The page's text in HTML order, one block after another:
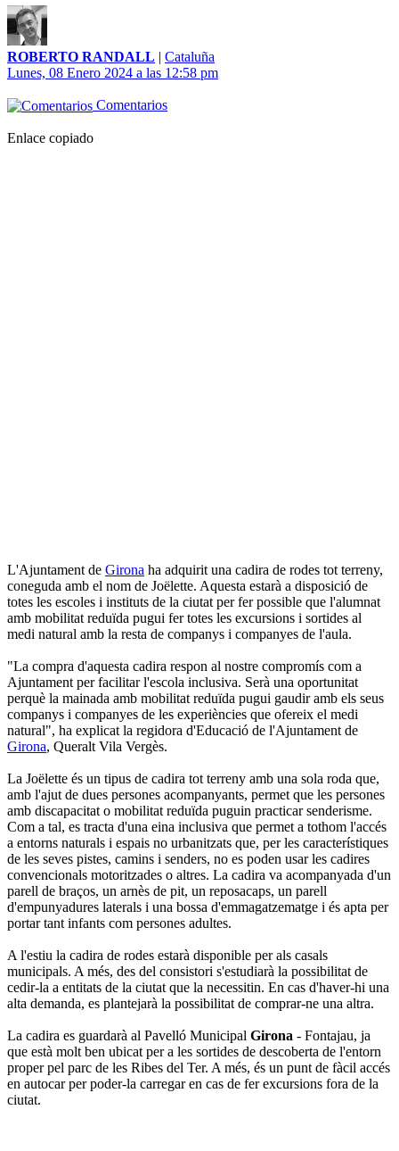
ROBERTO RANDALL | Cataluña
Lunes, 08 Enero 2024 a las 12:58 pm
Comentarios
Enlace copiado
L'Ajuntament de Girona ha adquirit una cadira de rodes tot terreny,
coneguda amb el nom de Joëlette. Aquesta estarà a disposició de
totes les escoles i instituts de la ciutat per fer possible que l'alumnat
amb mobilitat reduïda pugui fer totes les excursions i sortides al
medi natural amb la resta de companys i companyes de l'aula.
"La compra d'aquesta cadira respon al nostre compromís com a
Ajuntament per facilitar l'escola inclusiva. Serà una oportunitat
perquè la mainada amb mobilitat reduïda pugui gaudir amb els seus
companys i companyes de les experiències que ofereix el medi
natural", ha explicat la regidora d'Educació de l'Ajuntament de
Girona, Queralt Vila Vergès.
La Joëlette és un tipus de cadira tot terreny amb una sola roda que,
amb l'ajut de dues persones acompanyants, permet que les persones
amb discapacitat o mobilitat reduïda puguin practicar senderisme.
Com a tal, es tracta d'una eina inclusiva que permet a tothom l'accés
a entorns naturals i espais no urbanitzats que, per les característiques
de les seves pistes, camins i senders, no es poden usar les cadires
convencionals motoritzades o altres. La cadira va acompanyada d'un
parell de braços, un arnès de pit, un reposacaps, un parell
d'empunyadures laterals i una bossa d'emmagatzematge i és apta per
portar tant infants com persones adultes.
A l'estiu la cadira de rodes estarà disponible per als casals
municipals. A més, des del consistori s'estudiarà la possibilitat de
cedir-la a entitats de la ciutat que la necessitin. En cas d'haver-hi una
alta demanda, es plantejarà la possibilitat de comprar-ne una altra.
La cadira es guardarà al Pavelló Municipal Girona - Fontajau, ja
que està molt ben ubicat per a les sortides de descoberta de l'entorn
proper pel parc de les Ribes del Ter. A més, és un punt de fàcil accés
en autocar per poder-la carregar en cas de fer excursions fora de la
ciutat.